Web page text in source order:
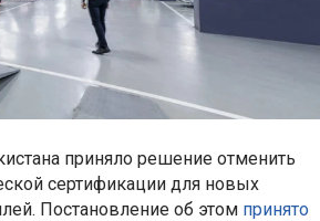
приняло решение отменить
сертификации для новых
Постановление об этом принято